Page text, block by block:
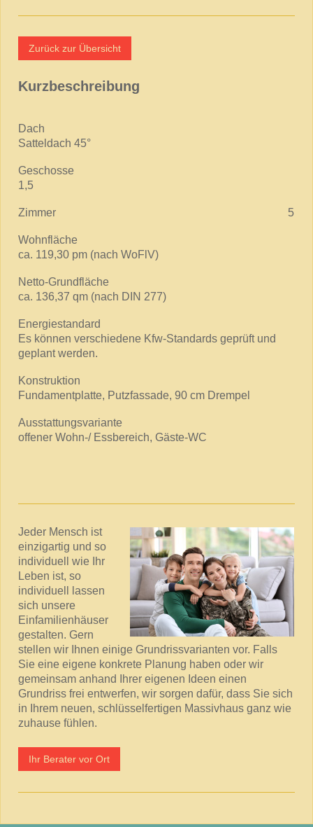
Zurück zur Übersicht
Kurzbeschreibung
Dach
Satteldach 45°
Geschosse
1,5
Zimmer 5
Wohnfläche
ca. 119,30 pm (nach WoFlV)
Netto-Grundfläche
ca. 136,37 qm (nach DIN 277)
Energiestandard
Es können verschiedene Kfw-Standards geprüft und
geplant werden.
Konstruktion
Fundamentplatte, Putzfassade, 90 cm Drempel
Ausstattungsvariante
offener Wohn-/ Essbereich, Gäste-WC
Jeder Mensch ist
einzigartig und so
individuell wie Ihr
Leben ist, so
individuell lassen
sich unsere
Einfamilienhäuser
gestalten. Gern
stellen wir Ihnen einige Grundrissvarianten vor. Falls
Sie eine eigene konkrete Planung haben oder wir
gemeinsam anhand Ihrer eigenen Ideen einen
Grundriss frei entwerfen, wir sorgen dafür, dass Sie sich
in Ihrem neuen, schlüsselfertigen Massivhaus ganz wie
zuhause fühlen.
Ihr Berater vor Ort